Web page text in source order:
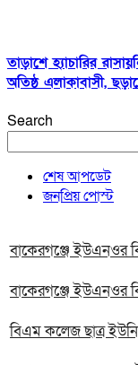
তাড়াশে হ্যাচারির
অতিষ্ঠ এলাকাবাসী,
Search
শেষ আপডেট
জনপ্রিয় পোস্ট
বাকেরগঞ্জে ইউএনওর
বাকেরগঞ্জে ইউএনওর
বিএম কলেজ ছাত্র